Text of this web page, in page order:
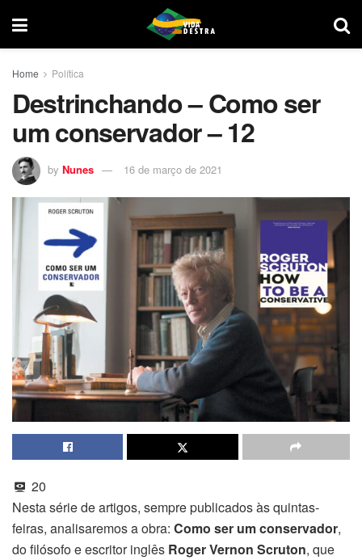
Home Política
Destrinchando – Como ser
um conservador – 12
by Nunes 16 de março de 2021
20
Nesta série de artigos, sempre publicados às quintas-
feiras, analisaremos a obra: Como ser um conservador,
do filósofo e escritor inglês Roger Vernon Scruton, que